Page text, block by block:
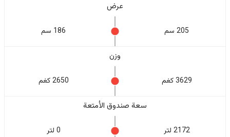
عرض
205 سم 186 سم
وزن
3629 كغم 2650 كغم
سعة صندوق الأمتعة
2172 لتر 0 لتر